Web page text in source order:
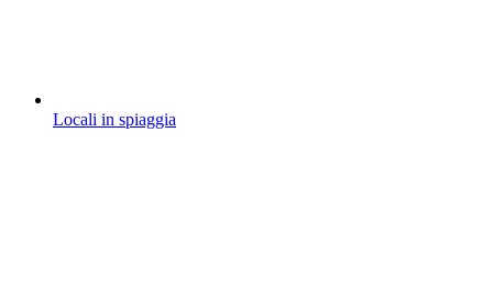
Locali in spiaggia